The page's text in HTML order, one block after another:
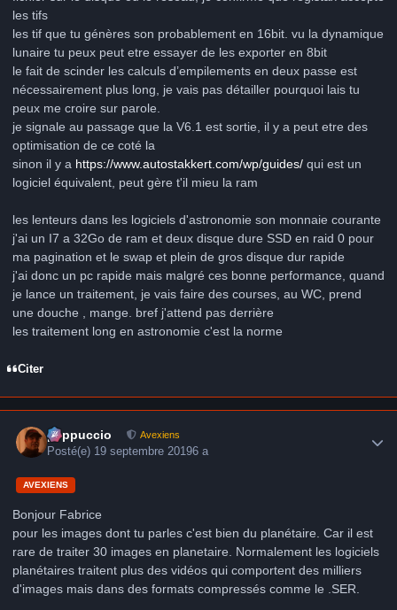
les tifs
les tif que tu génères son probablement en 16bit. vu la dynamique
lunaire tu peux peut etre essayer de les exporter en 8bit
le fait de scinder les calculs d’empilements en deux passe est
nécessairement plus long, je vais pas détailler pourquoi lais tu
peux me croire sur parole.
je signale au passage que la V6.1 est sortie, il y a peut etre des
optimisation de ce coté la
sinon il y a https://www.autostakkert.com/wp/guides/ qui est un
logiciel équivalent, peut gère t'il mieu la ram
les lenteurs dans les logiciels d'astronomie son monnaie courante
j'ai un I7 a 32Go de ram et deux disque dure SSD en raid 0 pour
ma pagination et le swap et plein de gros disque dur rapide
j'ai donc un pc rapide mais malgré ces bonne performance, quand
je lance un traitement, je vais faire des courses, au WC, prend
une douche , mange. bref j'attend pas derrière
les traitement long en astronomie c'est la norme
Citer
peppuccio Avexiens
Posté(e) 19 septembre 20196 a
AVEXIENS
Bonjour Fabrice
pour les images dont tu parles c'est bien du planétaire. Car il est
rare de traiter 30 images en planetaire. Normalement les logiciels
planétaires traitent plus des vidéos qui comportent des milliers
d'images mais dans des formats compressés comme le .SER.